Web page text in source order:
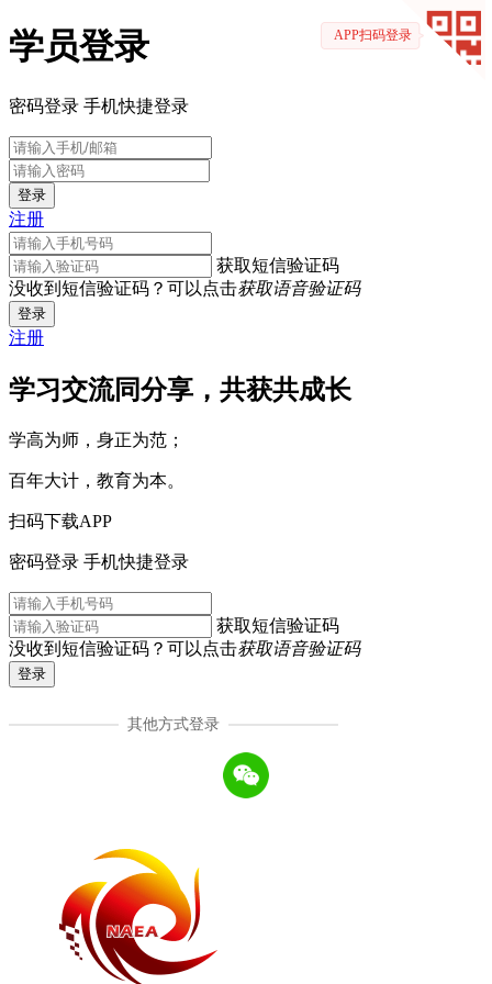
学员登录
密码登录 手机快捷登录
登录
注册
获取短信验证码
没收到短信验证码？可以点击获取语音验证码
登录
注册
学习交流同分享，共获共成长
学高为师，身正为范；
百年大计，教育为本。
扫码下载APP
APP扫码登录
密码登录 手机快捷登录
获取短信验证码
没收到短信验证码？可以点击获取语音验证码
登录
其他方式登录